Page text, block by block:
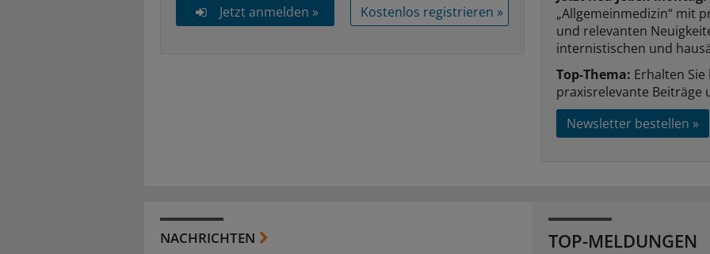
Jetzt anmelden »
Kostenlos registrieren »
„Allgemeinmedizin“ mit
und relevanten
internistischen und
Top-Thema: Erhalten
praxisrelevante Beiträge
Newsletter bestellen »
NACHRICHTEN TOP-MELDUNGEN